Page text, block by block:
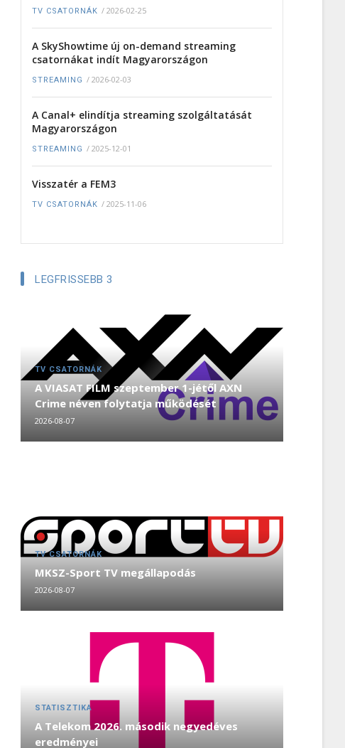
TV CSATORNÁK / 2026-02-25
A SkyShowtime új on-demand streaming
csatornákat indít Magyarországon
STREAMING / 2026-02-03
A Canal+ elindítja streaming szolgáltatását
Magyarországon
STREAMING / 2025-12-01
Visszatér a FEM3
TV CSATORNÁK / 2025-11-06
LEGFRISSEBB 3
TV CSATORNÁK
A VIASAT FILM szeptember 1-jétől AXN
Crime néven folytatja működését
2026-08-07
TV CSATORNÁK
MKSZ-Sport TV megállapodás
2026-08-07
STATISZTIKA
A Telekom 2026. második negyedéves
eredményei